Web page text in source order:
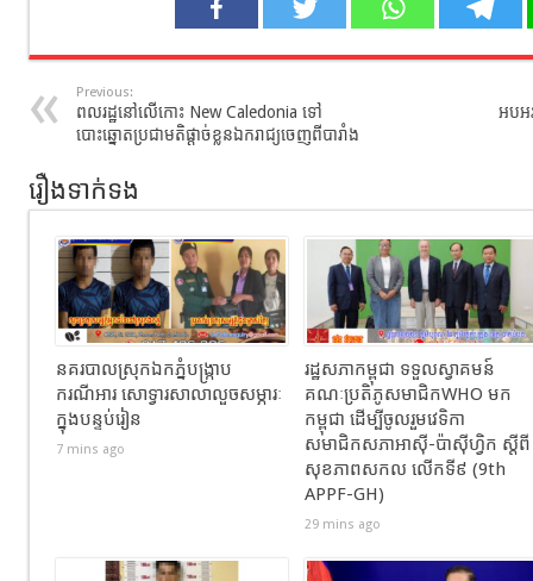
Previous:
ពលរដ្ឋនៅលើកោះ New Caledonia ទៅ
បោះឆ្នោតប្រជាមតិផ្តាច់ខ្លួនឯករាជ្យចេញពីបារាំង
អបអ
រឿងទាក់ទង
នគរបាលស្រុកឯកភ្នំបង្រ្កាប
ករណីអារ សោទ្វារសាលាលួចសម្ភារៈ
ក្នុងបន្ទប់រៀន
7 mins ago
រដ្ឋសភាកម្ពុជា ទទួលស្វាគមន៍
គណៈប្រតិភូសមាជិកWHO មក
កម្ពុជា ដើម្បីចូលរួមវេទិកា
សមាជិកសភាអាស៊ី-ប៉ាស៊ីហ្វិក ស្តីពី
សុខភាពសកល លើកទី៩ (9th
APPF-GH)
29 mins ago